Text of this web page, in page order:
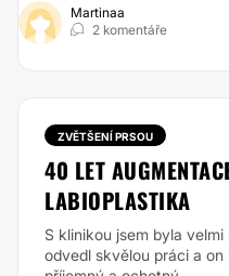
Martinaa
2 komentáře
ZVĚTŠENÍ PRSOU
40 LET
LABIOPLASTIKA
S klinikou jsem byla
odvedl skvělou práci a